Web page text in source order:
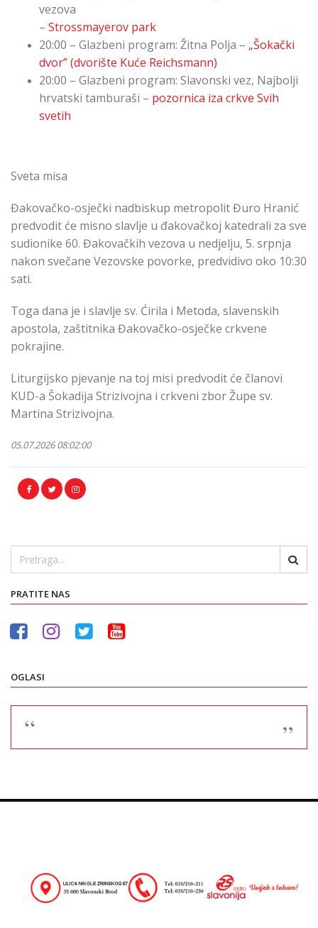
vezova
– Strossmayerov park
20:00 – Glazbeni program: Žitna Polja – „Šokački
dvor” (dvorište Kuće Reichsmann)
20:00 – Glazbeni program: Slavonski vez, Najbolji
hrvatski tamburaši – pozornica iza crkve Svih
svetih
Sveta misa
Đakovačko-osječki nadbiskup metropolit Đuro Hranić
predvodit će misno slavlje u đakovačkoj katedrali za sve
sudionike 60. Đakovačkih vezova u nedjelju, 5. srpnja
nakon svečane Vezovske povorke, predvidivo oko 10:30
sati.
Toga dana je i slavlje sv. Ćirila i Metoda, slavenskih
apostola, zaštitnika Đakovačko-osječke crkvene
pokrajine.
Liturgijsko pjevanje na toj misi predvodit će članovi
KUD-a Šokadija Strizivojna i crkveni zbor Župe sv.
Martina Strizivojna.
05.07.2026 08:02:00
PRATITE NAS
OGLASI